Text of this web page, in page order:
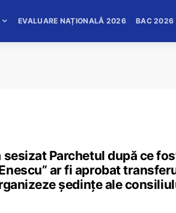
EVALUARE NAȚIONALĂ 2026 BAC 2026
Parchetul după ce
ar fi aprobat
ședințe ale